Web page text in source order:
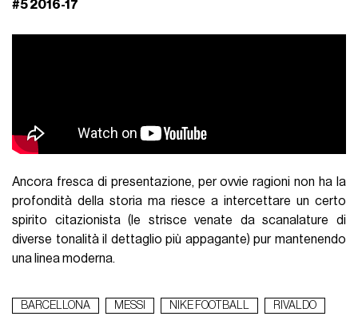
#5 2016-17
Ancora fresca di presentazione, per ovvie ragioni non ha la
profondità della storia ma riesce a intercettare un certo
spirito citazionista (le strisce venate da scanalature di
diverse tonalità il dettaglio più appagante) pur mantenendo
una linea moderna.
BARCELLONA MESSI NIKE FOOTBALL RIVALDO